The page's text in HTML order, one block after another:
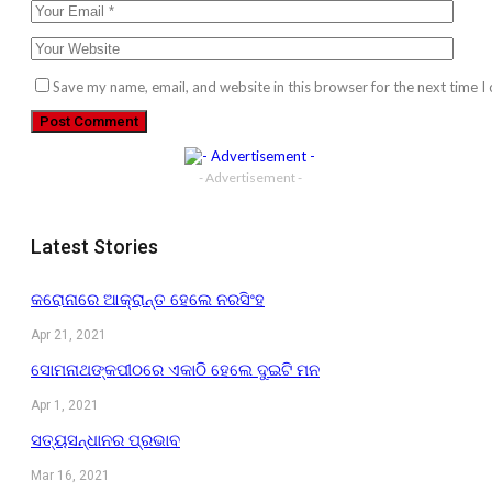
Save my name, email, and website in this browser for the next time I
- Advertisement -
Latest Stories
କରୋନାରେ ଆକ୍ରାନ୍ତ ହେଲେ ନରସିଂହ
Apr 21, 2021
ସୋମନାଥଙ୍କପୀଠରେ ଏକାଠି ହେଲେ ଦୁଇଟି ମନ
Apr 1, 2021
ସତ୍ୟସନ୍ଧାନର ପ୍ରଭାବ
Mar 16, 2021